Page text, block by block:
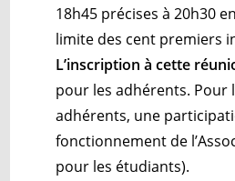
18h45 précises à 20h30
limite des cent premiers
L’inscription à cette
pour les adhérents. Pour
adhérents, une
fonctionnement de
pour les étudiants).